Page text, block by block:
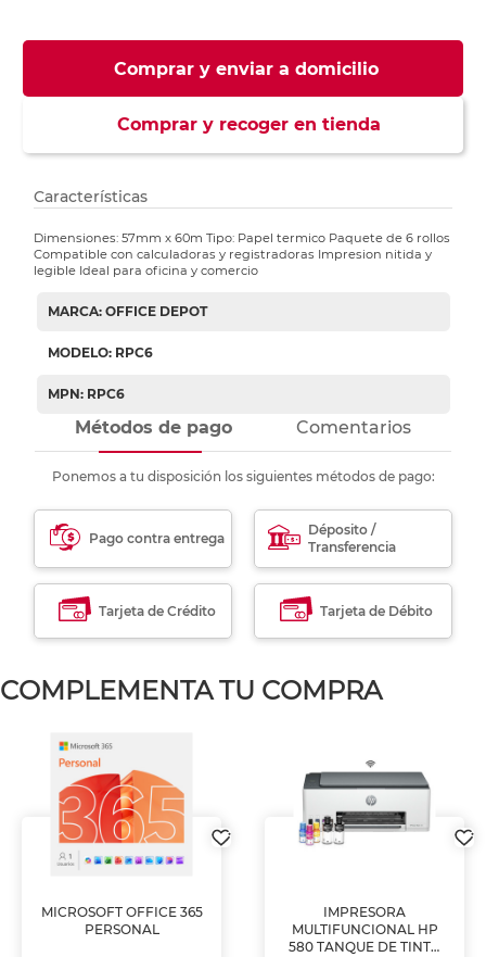
Comprar y enviar a domicilio
Comprar y recoger en tienda
Características
Dimensiones: 57mm x 60m Tipo: Papel termico Paquete de 6 rollos
Compatible con calculadoras y registradoras Impresion nitida y
legible Ideal para oficina y comercio
MARCA: OFFICE DEPOT
MODELO: RPC6
MPN: RPC6
Métodos de pago Comentarios
Ponemos a tu disposición los siguientes métodos de pago:
Pago contra entrega
Déposito /
Transferencia
Tarjeta de Crédito Tarjeta de Débito
COMPLEMENTA TU COMPRA
MICROSOFT OFFICE 365
PERSONAL
IMPRESORA
MULTIFUNCIONAL HP
580 TANQUE DE TINTA